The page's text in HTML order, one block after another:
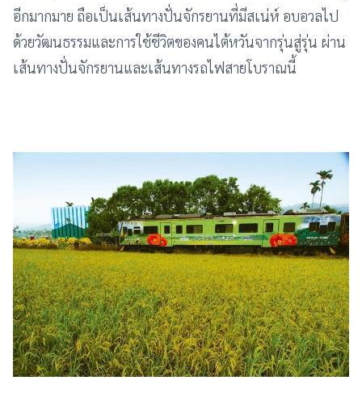
อีกมากมาย ถือเป็นเส้นทางปั่นจักรยานที่มีสเน่ห์ อบอวลไป
ด้วยวัฒนธรรมและการใช้ชีวิตของคนไต้หวันจากรุ่นสู่รุ่น ผ่าน
เส้นทางปั่นจักรยานและเส้นทางรถไฟสายโบราณนี้